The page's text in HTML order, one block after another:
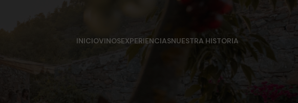
INICIOVINOSEXPERIENCIASNUESTRA HISTORIA